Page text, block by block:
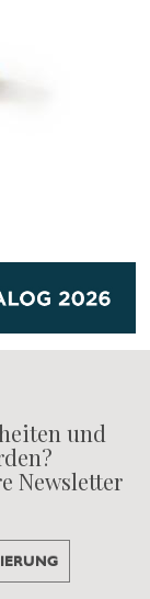
und
Newsletter